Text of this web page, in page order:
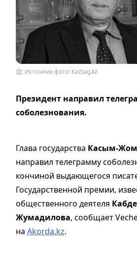
Источник фото: Kaztag.kz
Президент направил
соболезнования.
Глава государства Касым-
направил телеграмму
кончиной выдающегося
Государственной премии,
общественного деятеля
Жумадилова, сообщает
на Akorda.kz.